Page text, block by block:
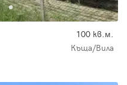
100 кв.м.
Къща/Вила